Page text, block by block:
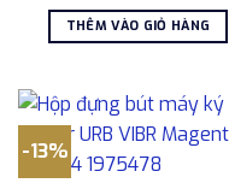
là:
58.000.000 ₫.
tại
là:
THÊM VÀO GIỎ HÀNG
-13%